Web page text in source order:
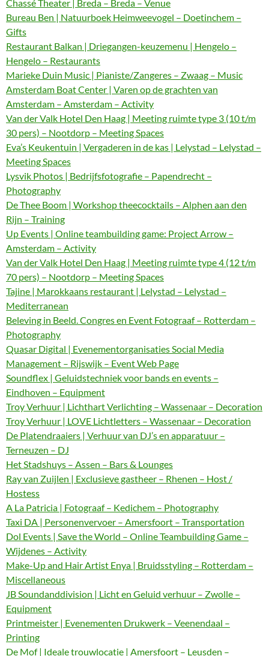
Chassé Theater | Breda – Breda – Venue
Bureau Ben | Natuurboek Heimweevogel – Doetinchem –
Gifts
Restaurant Balkan | Driegangen-keuzemenu | Hengelo –
Hengelo – Restaurants
Marieke Duin Music | Pianiste/Zangeres – Zwaag – Music
Amsterdam Boat Center | Varen op de grachten van
Amsterdam – Amsterdam – Activity
Van der Valk Hotel Den Haag | Meeting ruimte type 3 (10 t/m
30 pers) – Nootdorp – Meeting Spaces
Eva’s Keukentuin | Vergaderen in de kas | Lelystad – Lelystad –
Meeting Spaces
Lysvik Photos | Bedrijfsfotografie – Papendrecht –
Photography
De Thee Boom | Workshop theecocktails – Alphen aan den
Rijn – Training
Up Events | Online teambuilding game: Project Arrow –
Amsterdam – Activity
Van der Valk Hotel Den Haag | Meeting ruimte type 4 (12 t/m
70 pers) – Nootdorp – Meeting Spaces
Tajine | Marokkaans restaurant | Lelystad – Lelystad –
Mediterranean
Beleving in Beeld. Congres en Event Fotograaf – Rotterdam –
Photography
Quasar Digital | Evenementorganisaties Social Media
Management – Rijswijk – Event Web Page
Soundflex | Geluidstechniek voor bands en events –
Eindhoven – Equipment
Troy Verhuur | Lichthart Verlichting – Wassenaar – Decoration
Troy Verhuur | LOVE Lichtletters – Wassenaar – Decoration
De Platendraaiers | Verhuur van DJ’s en apparatuur –
Terneuzen – DJ
Het Stadshuys – Assen – Bars & Lounges
Ray van Zuijlen | Exclusieve gastheer – Rhenen – Host /
Hostess
A La Patricia | Fotograaf – Kedichem – Photography
Taxi DA | Personenvervoer – Amersfoort – Transportation
Dol Events | Save the World – Online Teambuilding Game –
Wijdenes – Activity
Make-Up and Hair Artist Enya | Bruidsstyling – Rotterdam –
Miscellaneous
JB Soundanddivision | Licht en Geluid verhuur – Zwolle –
Equipment
Printmeister | Evenementen Drukwerk – Veenendaal –
Printing
De Mof | Ideale trouwlocatie | Amersfoort – Leusden –